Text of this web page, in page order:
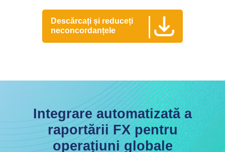
Descărcați și reduceți
neconcordanțele
Integrare automatizată a
raportării FX pentru
operațiuni globale